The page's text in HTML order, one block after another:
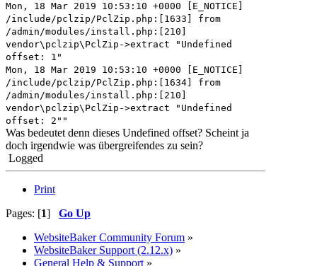
Mon, 18 Mar 2019 10:53:10 +0000 [E_NOTICE]
/include/pclzip/PclZip.php:[1633] from
/admin/modules/install.php:[210]
vendor\pclzip\PclZip->extract "Undefined
offset: 1"
Mon, 18 Mar 2019 10:53:10 +0000 [E_NOTICE]
/include/pclzip/PclZip.php:[1634] from
/admin/modules/install.php:[210]
vendor\pclzip\PclZip->extract "Undefined
offset: 2""
Was bedeutet denn dieses Undefined offset? Scheint ja
doch irgendwie was übergreifendes zu sein?
Logged
Print
Pages: [1] Go Up
WebsiteBaker Community Forum »
WebsiteBaker Support (2.12.x) »
General Help & Support »